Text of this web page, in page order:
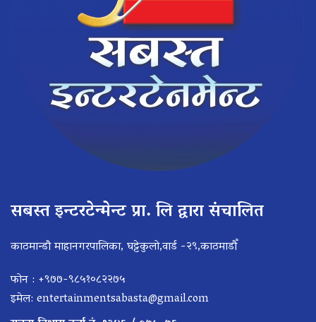
सबस्त इन्टरटेन्मेन्ट प्रा. लि द्वारा संचालित
काठमान्डौ माहानगरपालिका, घट्टेकुलो,वार्ड -२९,काठमाडौँ
फोन : +९७७-९८५१०८२२७५
इमेल: entertainmentsabasta@gmail.com